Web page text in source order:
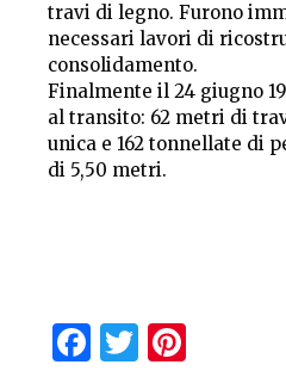
travi di legno. Furono
necessari lavori di
consolidamento.
Finalmente il 24 giugno
al transito: 62 metri di
unica e 162 tonnellate di
di 5,50 metri.
Facebook
Twitter